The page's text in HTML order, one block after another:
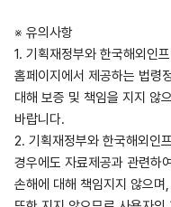
※ 유의사항
1. 기획재정부와 한국해외인
홈페이지에서 제공하는 법령
대해 보증 및 책임을 지지 않
바랍니다.
2. 기획재정부와 한국해외인
경우에도 자료제공과 관련하
손해에 대해 책임지지 않으며